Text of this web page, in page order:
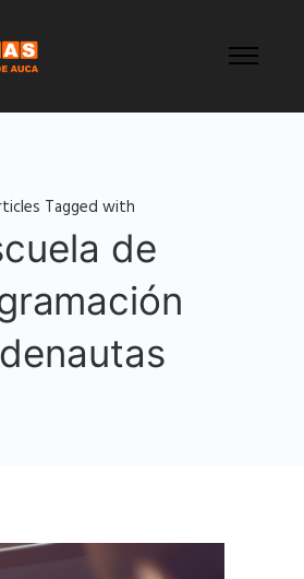
Tagged with
de